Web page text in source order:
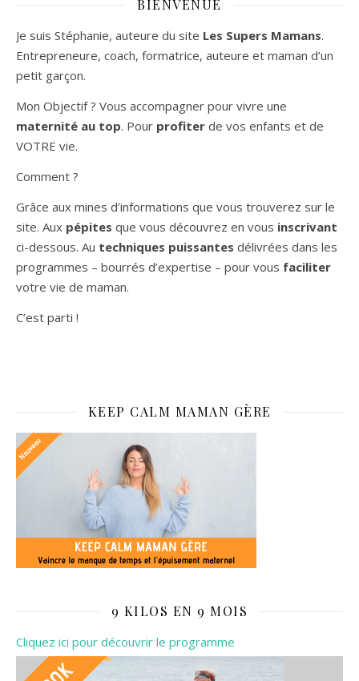
BIENVENUE
Je suis Stéphanie, auteure du site Les Supers Mamans.
Entrepreneure, coach, formatrice, auteure et maman d’un
petit garçon.
Mon Objectif ? Vous accompagner pour vivre une
maternité au top. Pour profiter de vos enfants et de
VOTRE vie.
Comment ?
Grâce aux mines d’informations que vous trouverez sur le
site. Aux pépites que vous découvrez en vous inscrivant
ci-dessous. Au techniques puissantes délivrées dans les
programmes – bourrés d’expertise – pour vous faciliter
votre vie de maman.
C’est parti !
KEEP CALM MAMAN GÈRE
9 KILOS EN 9 MOIS
Cliquez ici pour découvrir le programme